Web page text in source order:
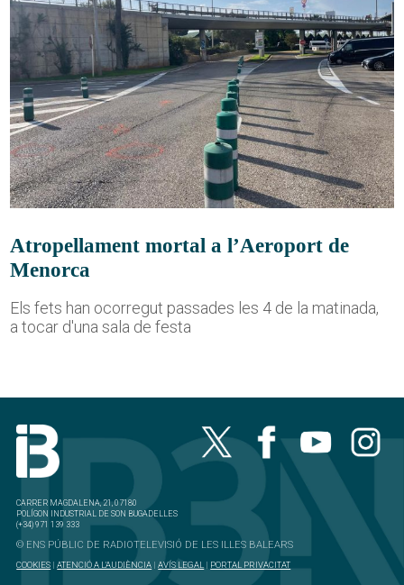
Atropellament mortal a l’Aeroport de
Menorca
Els fets han ocorregut passades les 4 de la matinada,
a tocar d'una sala de festa
CARRER MAGDALENA, 21, 07180
POLÍGON INDUSTRIAL DE SON BUGADELLES
(+34) 971 139 333
© ENS PÚBLIC DE RADIOTELEVISIÓ DE LES ILLES BALEARS
COOKIES |ATENCIÓ A L'AUDIÈNCIA |AVÍS LEGAL | PORTAL PRIVACITAT